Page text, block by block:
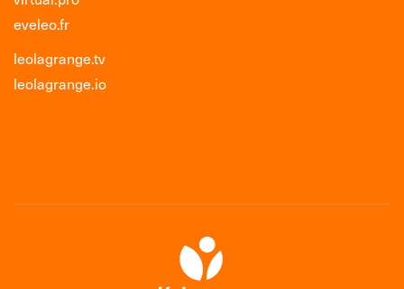
eveleo.fr
leolagrange.tv
leolagrange.io